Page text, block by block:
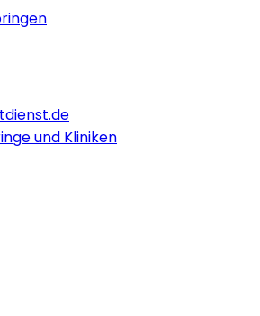
und Kliniken